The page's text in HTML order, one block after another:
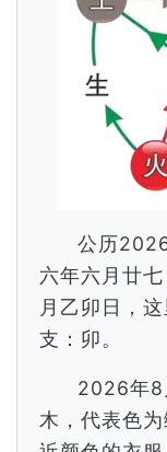
公历
六年六月廿
月乙卯日，
支：卯。
2026年8
木，代表色